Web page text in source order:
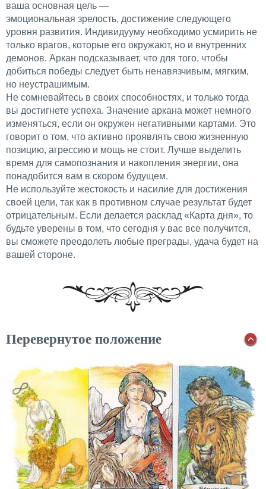
ваша основная цель —
эмоциональная зрелость, достижение следующего
уровня развития. Индивидууму необходимо усмирить не
только врагов, которые его окружают, но и внутренних
демонов. Аркан подсказывает, что для того, чтобы
добиться победы следует быть ненавязчивым, мягким,
но неустрашимым.
Не сомневайтесь в своих способностях, и только тогда
вы достигнете успеха. Значение аркана может немного
изменяться, если он окружен негативными картами. Это
говорит о том, что активно проявлять свою жизненную
позицию, агрессию и мощь не стоит. Лучше выделить
время для самопознания и накопления энергии, она
понадобится вам в скором будущем.
Не используйте жестокость и насилие для достижения
своей цели, так как в противном случае результат будет
отрицательным. Если делается расклад «Карта дня», то
будьте уверены в том, что сегодня у вас все получится,
вы сможете преодолеть любые преграды, удача будет на
вашей стороне.
Перевернутое положение